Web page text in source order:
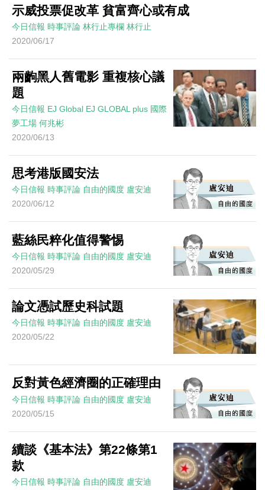
示威投票促改革 貧富齊心或有成
今日信報 時事評論 林行止專欄 林行止
2020/06/17
兩齣黑人舊電影 重複核心議
題
今日信報 EJ Global EJ GLOBAL plus 國際
夢工場 何兆彬
2020/06/13
思考港版國安法
今日信報 時事評論 自由的國度 盧安迪
2020/06/12
藍絲民粹化值得警惕
今日信報 時事評論 自由的國度 盧安迪
2020/05/29
論文憑試歷史科試題
今日信報 時事評論 自由的國度 盧安迪
2020/05/22
反對黃色經濟圈的正確理由
今日信報 時事評論 自由的國度 盧安迪
2020/05/15
續談《基本法》第22條第1
款
今日信報 時事評論 自由的國度 盧安迪